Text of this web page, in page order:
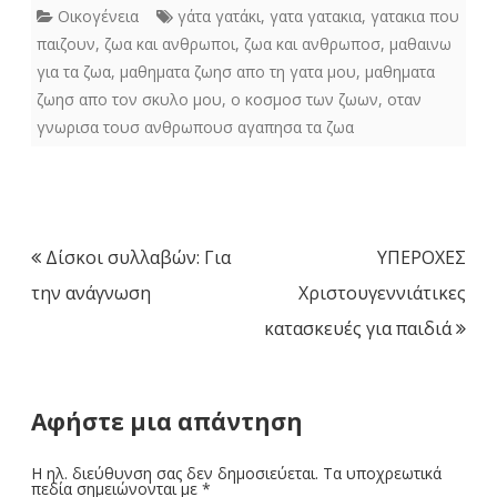
Οικογένεια γάτα γατάκι, γατα γατακια, γατακια που
παιζουν, ζωα και ανθρωποι, ζωα και ανθρωποσ, μαθαινω
για τα ζωα, μαθηματα ζωησ απο τη γατα μου, μαθηματα
ζωησ απο τον σκυλο μου, ο κοσμοσ των ζωων, οταν
γνωρισα τουσ ανθρωπουσ αγαπησα τα ζωα
Πλοήγηση
άρθρων
Δίσκοι συλλαβών: Για
την ανάγνωση
ΥΠΕΡΟΧΕΣ
Χριστουγεννιάτικες
κατασκευές για παιδιά
Αφήστε μια απάντηση
Η ηλ. διεύθυνση σας δεν δημοσιεύεται. Τα υποχρεωτικά
πεδία σημειώνονται με *